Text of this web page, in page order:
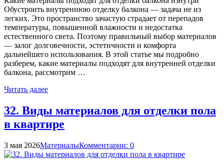
Обустроить внутреннюю отделку балкона — задача не из
легких. Это пространство зачастую страдает от перепадов
температуры, повышенной влажности и недостатка
естественного света. Поэтому правильный выбор материалов
— залог долговечности, эстетичности и комфорта
дальнейшего использования. В этой статье мы подробно
разберем, какие материалы подходят для внутренней отделки
балкона, рассмотрим …
Читать далее
32. Виды материалов для отделки пола
в квартире
3 мая 2026МатериалыКомментарии: 0